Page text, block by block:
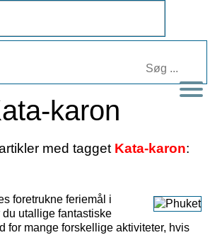
karon
med tagget Kata-karon:
foretrukne feriemål i
utallige fantastiske
for mange forskellige aktiviteter, hvis